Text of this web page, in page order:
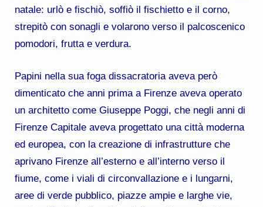
natale: urlò e fischiò, soffiò il fischietto e il corno,
strepitò con sonagli e volarono verso il palcoscenico
pomodori, frutta e verdura.
Papini nella sua foga dissacratoria aveva però
dimenticato che anni prima a Firenze aveva operato
un architetto come Giuseppe Poggi, che negli anni di
Firenze Capitale aveva progettato una città moderna
ed europea, con la creazione di infrastrutture che
aprivano Firenze all’esterno e all’interno verso il
fiume, come i viali di circonvallazione e i lungarni,
aree di verde pubblico, piazze ampie e larghe vie,